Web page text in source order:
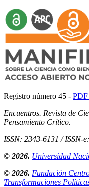
Registro número 45 -
Encuentros. Revista de
Pensamiento Crítico.
ISSN: 2343-6131 / ISSN-
© 2026. Universidad
© 2026. Fundación
Transformaciones